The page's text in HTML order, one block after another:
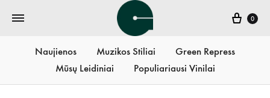
0
Naujienos Muzikos Stiliai
Green Repress
Mūsų Leidiniai
Populiariausi Vinilai